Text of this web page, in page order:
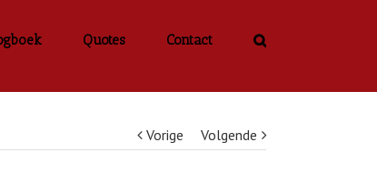
Quotes Contact
Vorige Volgende